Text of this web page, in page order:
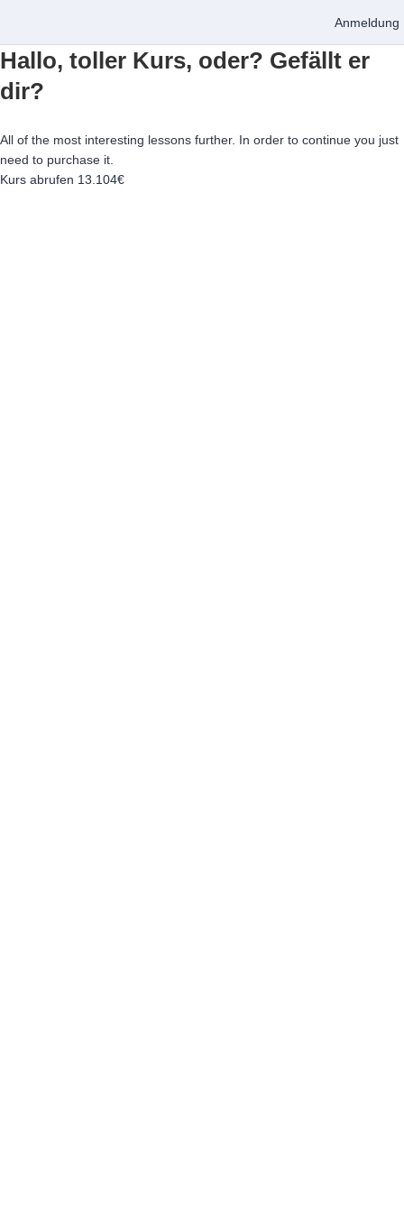
Anmeldung
Hallo, toller Kurs, oder? Gefällt er
dir?
All of the most interesting lessons further. In order to continue you just
need to purchase it.
Kurs abrufen 13.104€